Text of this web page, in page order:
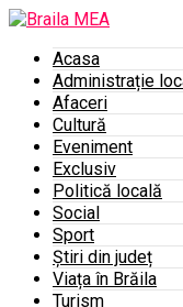
Acasa
Administrație
Afaceri
Cultură
Eveniment
Exclusiv
Politică locală
Social
Sport
Știri din județ
Viața în Brăila
Turism